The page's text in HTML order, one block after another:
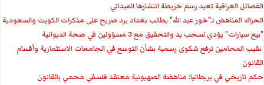
الفصائل العراقية تعيد رسم خريطة انتشارها الميداني
الحراك المناهض لـ"خور عبد الله" يطالب بغداد برد صريح على مذكرات الكويت والسعودية
"بيع سيارات" يؤدي لسحب يد والتحقيق مع 3 مسؤولين في صحة الديوانية
‏ نقيب المحامين ترفع شكوى رسمية بشأن التوسع في الجامعات الاستثمارية وأقسام
القانون
حكم تاريخي في بريطانيا: مناهضة الصهيونية معتقد فلسفي محمي بالقانون